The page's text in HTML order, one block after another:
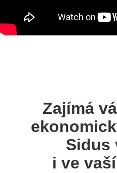
Zajímá
Sidus
i ve